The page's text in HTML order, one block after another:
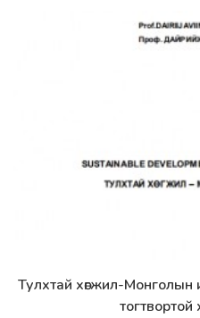
Дэлгэрэнгүй
Тулхтай хөгжил-
тогтвортой